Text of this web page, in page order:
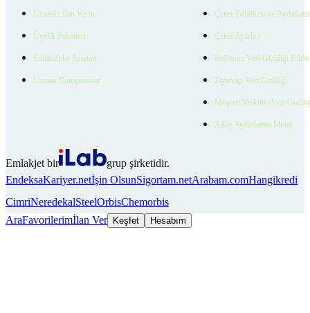
Ücretsiz İlan Verin
Üyelik Paketleri
EmlakZeka Asistan
Uzman Danışmanlar
Çerez Politikası ve
Çerez Ayarları
Kullanıcı Veri Gizliliği
Ziyaretçi Veri Gizliliği
Müşteri Yetkilisi Veri
Aday Aydınlatma Metni
Emlakjet bir
grup şirketidir.
EndeksaKariyer.netİşin OlsunSigortam.netArabam.comHangikredi
CimriNeredekalSteelOrbisChemorbis
AraFavorilerimİlan Ver Keşfet Hesabım